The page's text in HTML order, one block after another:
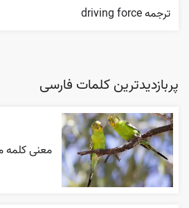
ترجمه driving force
پربازدیدترین کلمات فارسی
معنی